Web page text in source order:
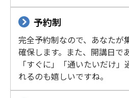
予約制
完全予約制なので、あなたが
確保します。また、開講日で
「すぐに」「通いたいだけ
れるのも嬉しいですね。